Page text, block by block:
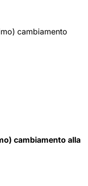
cambiamento alla